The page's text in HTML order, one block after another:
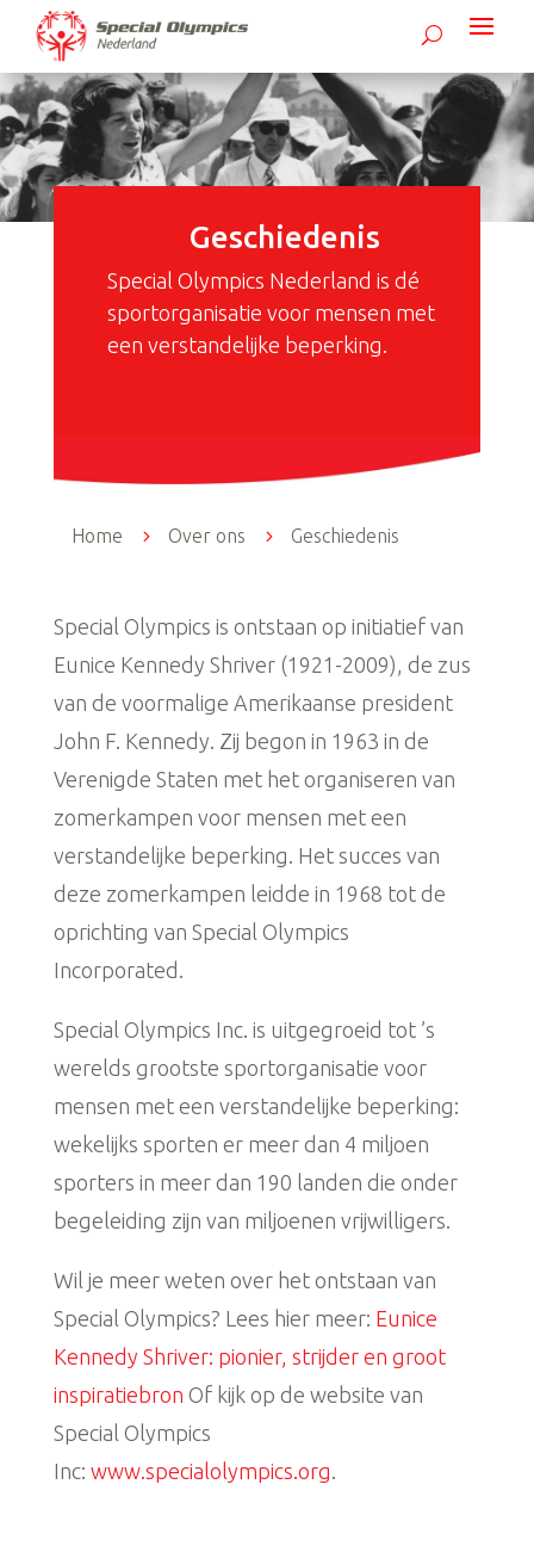
Geschiedenis
Special Olympics Nederland is dé
sportorganisatie voor mensen met
een verstandelijke beperking.
Home 5 Over ons 5 Geschiedenis
Special Olympics is ontstaan op initiatief van
Eunice Kennedy Shriver (1921-2009), de zus
van de voormalige Amerikaanse president
John F. Kennedy. Zij begon in 1963 in de
Verenigde Staten met het organiseren van
zomerkampen voor mensen met een
verstandelijke beperking. Het succes van
deze zomerkampen leidde in 1968 tot de
oprichting van Special Olympics
Incorporated.
Special Olympics Inc. is uitgegroeid tot ’s
werelds grootste sportorganisatie voor
mensen met een verstandelijke beperking:
wekelijks sporten er meer dan 4 miljoen
sporters in meer dan 190 landen die onder
begeleiding zijn van miljoenen vrijwilligers.
Wil je meer weten over het ontstaan van
Special Olympics? Lees hier meer: Eunice
Kennedy Shriver: pionier, strijder en groot
inspiratiebron Of kijk op de website van
Special Olympics
Inc: www.specialolympics.org.